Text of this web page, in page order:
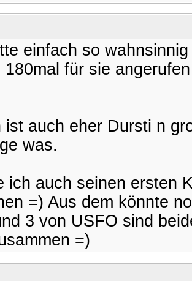
einfach so
180mal für sie
ist auch eher Dursti n
was.
ich auch seinen ersten
=) Aus dem könnte
3 von USFO sind
=)